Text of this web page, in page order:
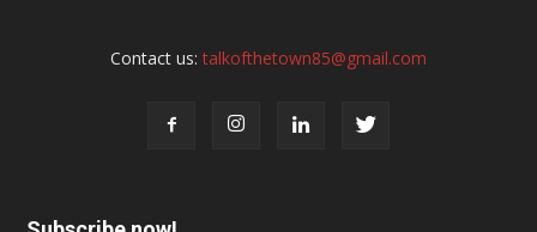
Contact us:talkofthetown85@gmail.com